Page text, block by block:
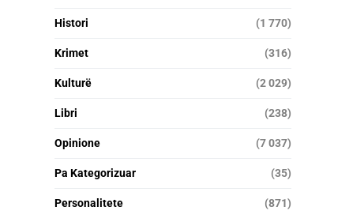
Histori (1 770)
Krimet (316)
Kulturë (2 029)
Libri (238)
Opinione (7 037)
Pa Kategorizuar (35)
Personalitete (871)